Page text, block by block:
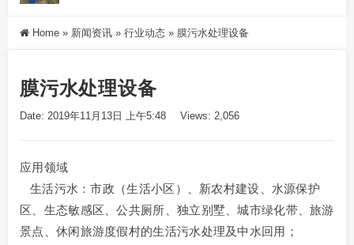
Home » 新闻资讯 » 行业动态 » 膜污水处理设备
膜污水处理设备
Date: 2019年11月13日 上午5:48 Views: 2,056
应用领域
生活污水：市政（生活小区）、新农村建设、水源保护
区、生态敏感区、公共厕所、独立别墅、城市绿化带、旅游
景点、休闲旅游度假村的生活污水处理及中水回用；